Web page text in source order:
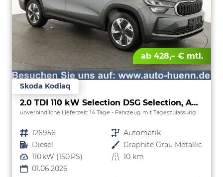
ab 428,– € mtl.
Skoda Kodiaq
2.0 TDI 110 kW Selection DSG Selection, AHK, Navi, Side, Kamera, Winter, 4 J.-Garantie
unverbindliche Lieferzeit: 14 Tage Fahrzeug mit Tageszulassung
Fahrzeugnr. 126956 Getriebe Automatik
Kraftstoff Diesel Außenfarbe Graphite Grau Metallic
Leistung 110 kW (150 PS) Kilometerstand 10 km
01.06.2026